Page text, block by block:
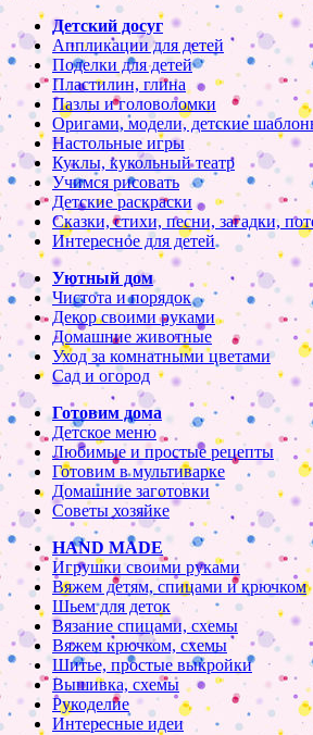
Детский досуг
Аппликации для детей
Поделки для детей
Пластилин, глина
Пазлы и головоломки
Оригами, модели, детские
Настольные игры
Куклы, кукольный театр
Учимся рисовать
Детские раскраски
Сказки, стихи, песни, загадки,
Интересное для детей
Уютный дом
Чистота и порядок
Декор своими руками
Домашние животные
Уход за комнатными цветами
Сад и огород
Готовим дома
Детское меню
Любимые и простые рецепты
Готовим в мультиварке
Домашние заготовки
Советы хозяйке
HAND MADE
Игрушки своими руками
Вяжем детям, спицами и крючком
Шьем для деток
Вязание спицами, схемы
Вяжем крючком, схемы
Шитье, простые выкройки
Вышивка, схемы
Рукоделие
Интересные идеи